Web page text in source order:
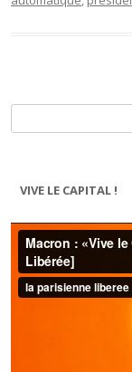
VIVE LE CAPITAL !
Lecteur
vidéo